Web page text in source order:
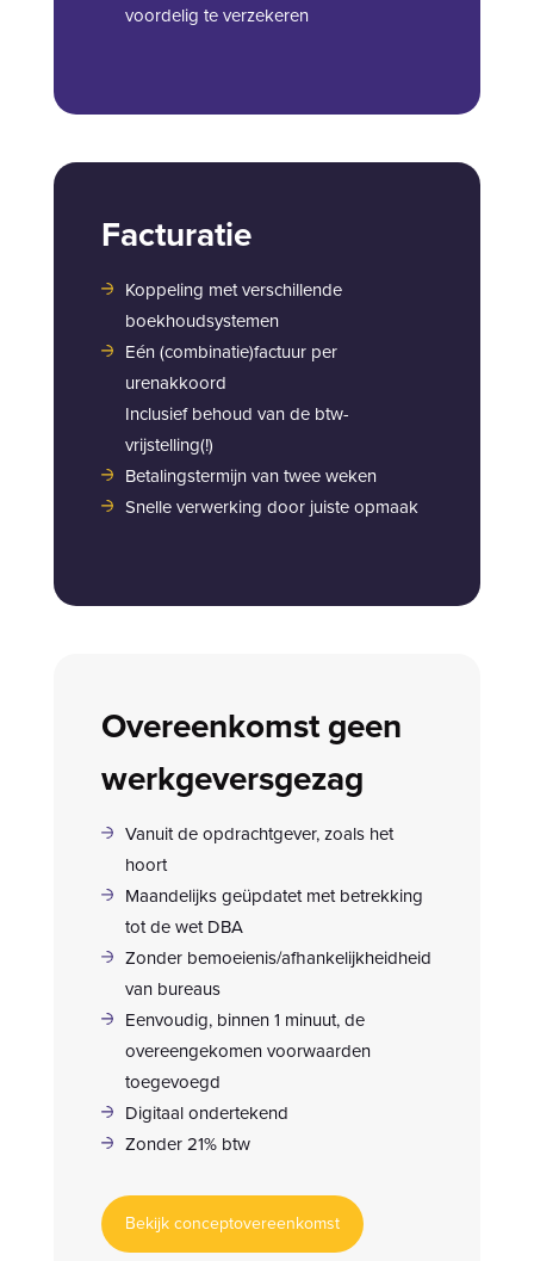
voordelig te verzekeren
Facturatie
Koppeling met verschillende
boekhoudsystemen
Eén (combinatie)factuur per
urenakkoord
Inclusief behoud van de btw-
vrijstelling(!)
Betalingstermijn van twee weken
Snelle verwerking door juiste opmaak
Overeenkomst geen
werkgeversgezag
Vanuit de opdrachtgever, zoals het
hoort
Maandelijks geüpdatet met betrekking
tot de wet DBA
Zonder bemoeienis/afhankelijkheidheid
van bureaus
Eenvoudig, binnen 1 minuut, de
overeengekomen voorwaarden
toegevoegd
Digitaal ondertekend
Zonder 21% btw
Bekijk conceptovereenkomst